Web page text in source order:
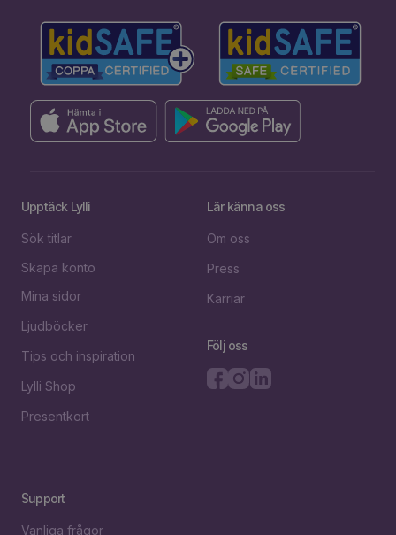
Upptäck Lylli
Sök titlar
Skapa konto
Mina sidor
Ljudböcker
Tips och inspiration
Lylli Shop
Presentkort
Lär känna oss
Om oss
Press
Karriär
Följ oss
Support
Vanliga frågor